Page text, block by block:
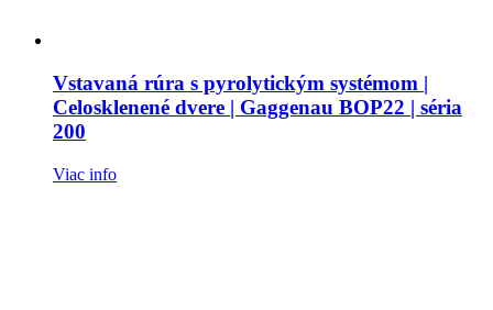
Vstavaná rúra s pyrolytickým systémom |
Celosklenené dvere | Gaggenau BOP22 | séria
200
Viac info